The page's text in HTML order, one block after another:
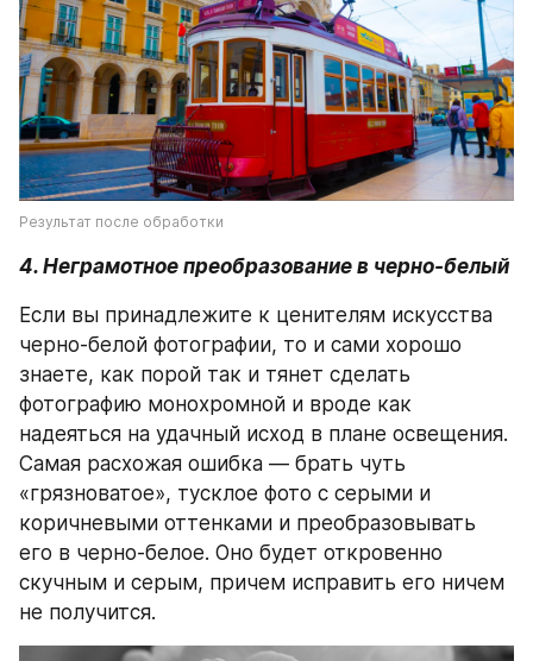
Результат после обработки
4. Неграмотное преобразование в черно-белый
Если вы принадлежите к ценителям искусства
черно-белой фотографии, то и сами хорошо
знаете, как порой так и тянет сделать
фотографию монохромной и вроде как
надеяться на удачный исход в плане освещения.
Самая расхожая ошибка — брать чуть
«грязноватое», тусклое фото с серыми и
коричневыми оттенками и преобразовывать
его в черно-белое. Оно будет откровенно
скучным и серым, причем исправить его ничем
не получится.